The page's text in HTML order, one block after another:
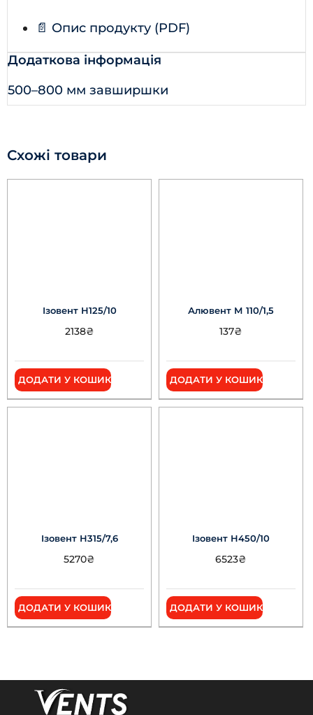
📄 Опис продукту (PDF)
Додаткова інформація
500–800 мм завширшки
Схожі товари
Ізовент Н125/10
2138₴
ДОДАТИ У КОШИК
Алювент М 110/1,5
137₴
ДОДАТИ У КОШИК
Ізовент Н315/7,6
5270₴
ДОДАТИ У КОШИК
Ізовент Н450/10
6523₴
ДОДАТИ У КОШИК